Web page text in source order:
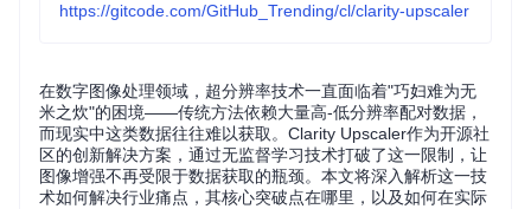
https://gitcode.com/GitHub_Trending/cl/clarity-upscaler
在数字图像处理领域，超分辨率技术一直面临着"巧妇难为无
米之炊"的困境——传统方法依赖大量高-低分辨率配对数据，
而现实中这类数据往往难以获取。Clarity Upscaler作为开源社
区的创新解决方案，通过无监督学习技术打破了这一限制，让
图像增强不再受限于数据获取的瓶颈。本文将深入解析这一技
术如何解决行业痛点，其核心突破点在哪里，以及如何在实际